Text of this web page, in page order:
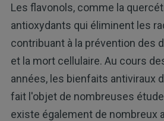
Les flavonols, comme la
antioxydants qui éliminent les
contribuant à la prévention des
et la mort cellulaire. Au cours
années, les bienfaits antiviraux
fait l'objet de nombreuses
existe également de nombreux